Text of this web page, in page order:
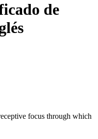
de
focus through which